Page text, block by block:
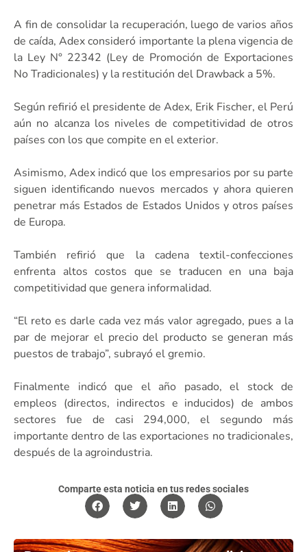
A fin de consolidar la recuperación, luego de varios años
de caída, Adex consideró importante la plena vigencia de
la Ley N° 22342 (Ley de Promoción de Exportaciones
No Tradicionales) y la restitución del Drawback a 5%.
Según refirió el presidente de Adex, Erik Fischer, el Perú
aún no alcanza los niveles de competitividad de otros
países con los que compite en el exterior.
Asimismo, Adex indicó que los empresarios por su parte
siguen identificando nuevos mercados y ahora quieren
penetrar más Estados de Estados Unidos y otros países
de Europa.
También refirió que la cadena textil-confecciones
enfrenta altos costos que se traducen en una baja
competitividad que genera informalidad.
“El reto es darle cada vez más valor agregado, pues a la
par de mejorar el precio del producto se generan más
puestos de trabajo”, subrayó el gremio.
Finalmente indicó que el año pasado, el stock de
empleos (directos, indirectos e inducidos) de ambos
sectores fue de casi 294,000, el segundo más
importante dentro de las exportaciones no tradicionales,
después de la agroindustria.
Comparte esta noticia en tus redes sociales